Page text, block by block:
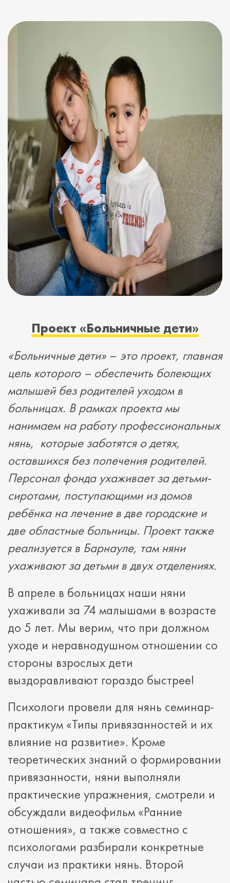
Проект «Больничные дети»
«Больничные дети» – это проект, главная
цель которого – обеспечить болеющих
малышей без родителей уходом в
больницах. В рамках проекта мы
нанимаем на работу профессиональных
нянь, которые заботятся о детях,
оставшихся без попечения родителей.
Персонал фонда ухаживает за детьми-
сиротами, поступающими из домов
ребёнка на лечение в две городские и
две областные больницы. Проект также
реализуется в Барнауле, там няни
ухаживают за детьми в двух отделениях.
В апреле в больницах наши няни
ухаживали за 74 малышами в возрасте
до 5 лет. Мы верим, что при должном
уходе и неравнодушном отношении со
стороны взрослых дети
выздоравливают гораздо быстрее!
Психологи провели для нянь семинар-
практикум «Типы привязанностей и их
влияние на развитие». Кроме
теоретических знаний о формировании
привязанности, няни выполняли
практические упражнения, смотрели и
обсуждали видеофильм «Ранние
отношения», а также совместно с
психологами разбирали конкретные
случаи из практики нянь. Второй